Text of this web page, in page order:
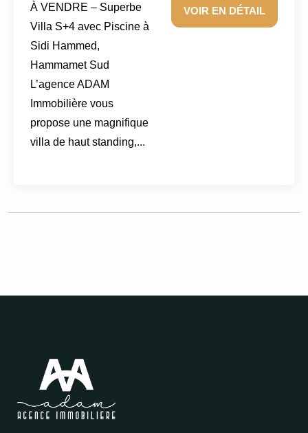
À VENDRE – Superbe
Villa S+4 avec Piscine à
Sidi Hammed,
Hammamet Sud
L’agence ADAM
Immobilière vous
propose une magnifique
villa de haut standing,...
VOIR EN DÉTAIL